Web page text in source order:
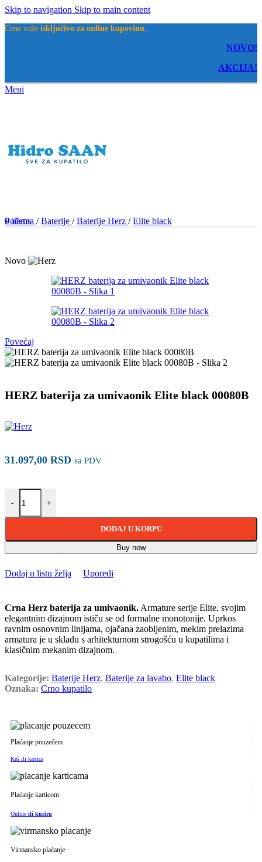
Skip to navigation Skip to main content
Cene važe isključivo za online kupovinu.
NOVO!
AKCIJA!
Meni
0items
Početna / Baterije / Baterije Herz / Elite black
Novo
Povećaj
HERZ baterija za umivaonik Elite black 00080B
31.097,00 RSD sa PDV
-
HERZ baterija za umivaonik Elite black 00080B količina
+
DODAJ U KORPU
Buy now
Dodaj u listu želja Uporedi
Crna Herz baterija za umivaonik. Armature serije Elite, svojim
elegantnim dizajnom ističu se od formalne monotonije. Uprkos
ravnim osnovnim linijama, ojačana zaobljenim, mekim prelazima
armatura je u skladu s arhitekturnom strogošću u kupatilima i
klasičnim mekanim dizajnom.
Kategorije: Baterije Herz, Baterije za lavabo, Elite black
Oznaka: Crno kupatilo
Plaćanje pouzećem
Keš ili kartica
Plaćanje karticom
Online ili kuriru
Virmansko plaćanje